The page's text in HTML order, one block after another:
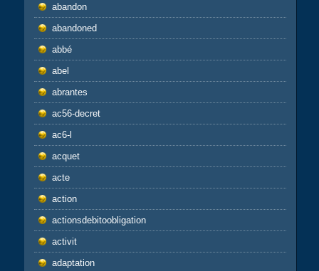
abandon
abandoned
abbé
abel
abrantes
ac56-decret
ac6-l
acquet
acte
action
actionsdebitoobligation
activit
adaptation